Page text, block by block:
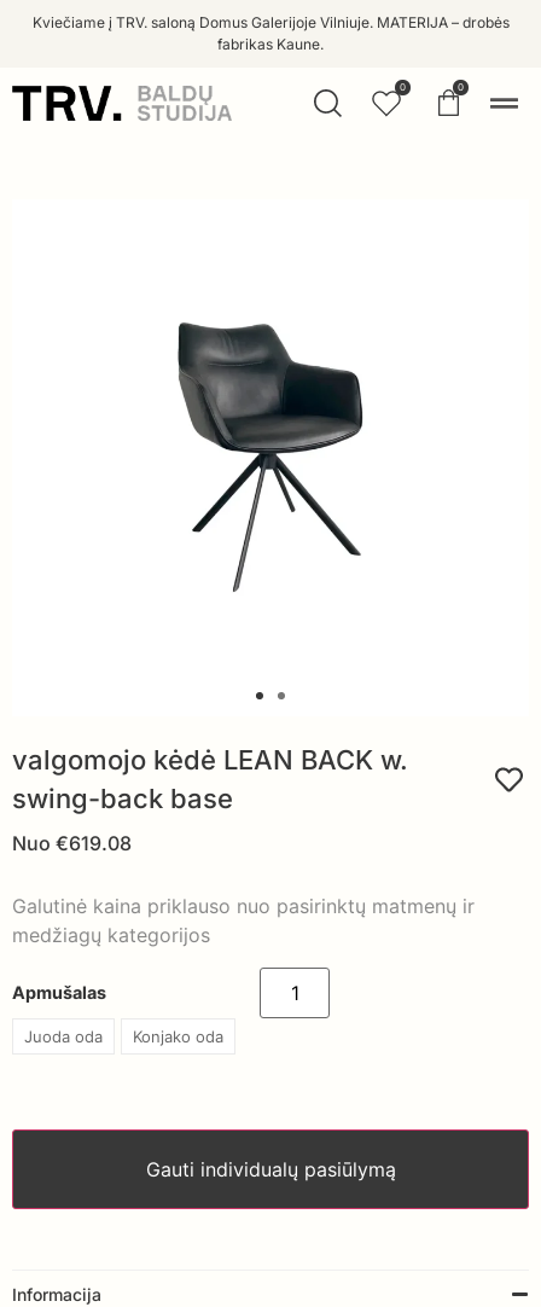
Kviečiame į TRV. saloną Domus Galerijoje Vilniuje. MATERIJA – drobės
fabrikas Kaune.
0 0
valgomojo kėdė LEAN BACK w.
swing-back base
Nuo €619.08
Galutinė kaina priklauso nuo pasirinktų matmenų ir
medžiagų kategorijos
Apmušalas
Juoda oda Konjako oda
Gauti individualų pasiūlymą
Informacija